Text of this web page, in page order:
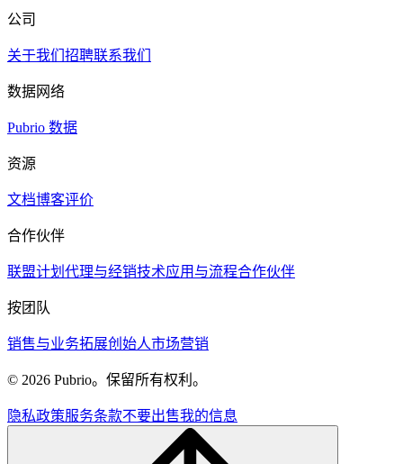
公司
关于我们 招聘联系我们
数据网络
Pubrio 数据
资源
文档博客评价
合作伙伴
联盟计划 代理与经销技术应用与流程合作伙伴
按团队
销售与业务拓展创始人市场营销
© 2026 Pubrio。保留所有权利。
隐私政策服务条款不要出售我的信息